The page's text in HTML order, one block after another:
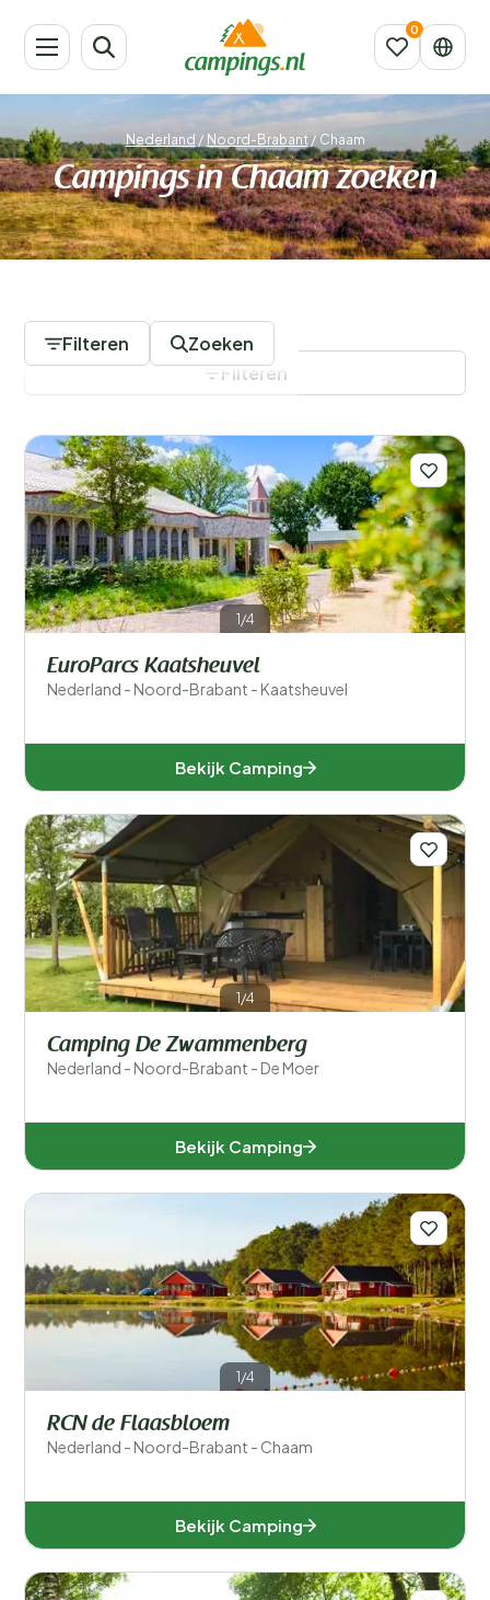
Nederland / Noord-Brabant / Chaam
Campings in Chaam zoeken
Filteren Zoeken
Populaire filters
Zwemmen
Algemeen
Filters opslaan
Filteren
1/4
EuroParcs Kaatsheuvel
Nederland - Noord-Brabant - Kaatsheuvel
Bekijk Camping
1/4
Camping De Zwammenberg
Nederland - Noord-Brabant - De Moer
Bekijk Camping
1/4
RCN de Flaasbloem
Nederland - Noord-Brabant - Chaam
Bekijk Camping